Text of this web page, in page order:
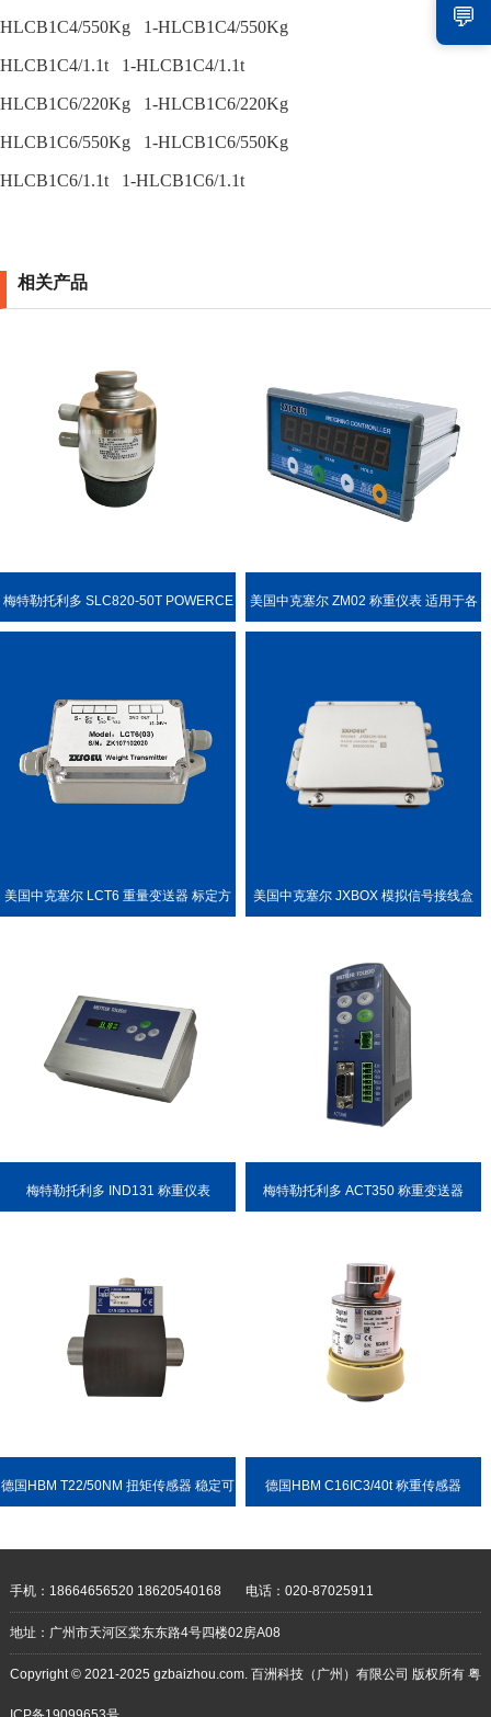
HLCB1C4/550Kg 1-HLCB1C4/550Kg
HLCB1C4/1.1t 1-HLCB1C4/1.1t
HLCB1C6/220Kg 1-HLCB1C6/220Kg
HLCB1C6/550Kg 1-HLCB1C6/550Kg
HLCB1C6/1.1t 1-HLCB1C6/1.1t
相关产品
梅特勒托利多 SLC820-50T POWERCE 美国中克塞尔 ZM02 称重仪表 适用于各
美国中克塞尔 LCT6 重量变送器 标定方 美国中克塞尔 JXBOX 模拟信号接线盒
梅特勒托利多 IND131 称重仪表 梅特勒托利多 ACT350 称重变送器
德国HBM T22/50NM 扭矩传感器 稳定可 德国HBM C16IC3/40t 称重传感器
手机：18664656520 18620540168 电话：020-87025911
地址：广州市天河区棠东东路4号四楼02房A08
Copyright © 2021-2025 gzbaizhou.com. 百洲科技（广州）有限公司 版权所有 粤
💬